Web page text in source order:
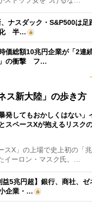
、ナスダック・S&P500は足
化 半…
価総額10兆円企業が「2連
」の衝撃 フ…
ス新大陸」の歩き方
暴発してもおかしくはない」
スペースXが抱えるリスク
X」の上場で史上初の「
イーロン・マスク氏。…
益5兆円超】銀行、商社、
企業・…